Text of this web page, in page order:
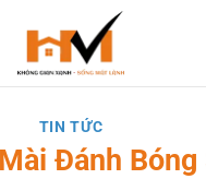
TIN TỨC
Đánh Bóng